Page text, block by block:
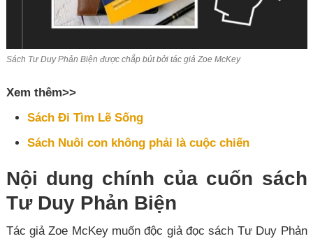
Sách Tư Duy Phản Biện được chắp bút bởi tác giả Zoe McKey
Xem thêm>>
Sách Đi Tìm Lẽ Sống
Sách Nuôi con không phải là cuộc chiến
Nội dung chính của cuốn sách
Tư Duy Phản Biện
Tác giả Zoe McKey muốn độc giả đọc sách Tư Duy Phản